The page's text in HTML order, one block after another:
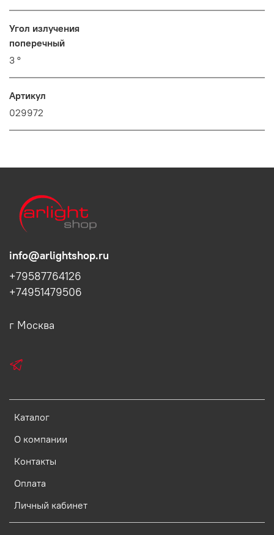
Угол излучения
поперечный
3 °
Артикул
029972
Каталог
О компании
Контакты
Оплата
Личный кабинет
info@arlightshop.ru
+79587764126
+74951479506
г Москва